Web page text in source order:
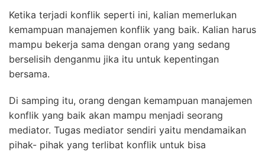
Ketika terjadi konflik seperti ini, kalian memerlukan
kemampuan manajemen konflik yang baik. Kalian harus
mampu bekerja sama dengan orang yang sedang
berselisih denganmu jika itu untuk kepentingan
bersama.
Di samping itu, orang dengan kemampuan manajemen
konflik yang baik akan mampu menjadi seorang
mediator. Tugas mediator sendiri yaitu mendamaikan
pihak- pihak yang terlibat konflik untuk bisa